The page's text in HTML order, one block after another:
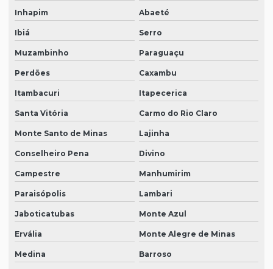
Inhapim Abaeté
Ibiá Serro
Muzambinho Paraguaçu
Perdões Caxambu
Itambacuri Itapecerica
Santa Vitória Carmo do Rio Claro
Monte Santo de Minas Lajinha
Conselheiro Pena Divino
Campestre Manhumirim
Paraisópolis Lambari
Jaboticatubas Monte Azul
Ervália Monte Alegre de Minas
Medina Barroso